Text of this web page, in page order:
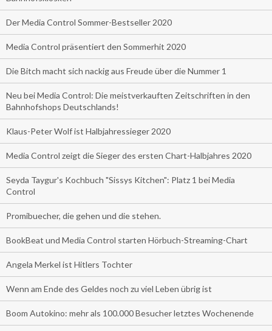
Der Media Control Sommer-Bestseller 2020
Media Control präsentiert den Sommerhit 2020
Die Bitch macht sich nackig aus Freude über die Nummer 1
Neu bei Media Control: Die meistverkauften Zeitschriften in den
Bahnhofshops Deutschlands!
Klaus-Peter Wolf ist Halbjahressieger 2020
Media Control zeigt die Sieger des ersten Chart-Halbjahres 2020
Seyda Taygur's Kochbuch "Sissys Kitchen": Platz 1 bei Media
Control
Promibuecher, die gehen und die stehen.
BookBeat und Media Control starten Hörbuch-Streaming-Chart
Angela Merkel ist Hitlers Tochter
Wenn am Ende des Geldes noch zu viel Leben übrig ist
Boom Autokino: mehr als 100.000 Besucher letztes Wochenende